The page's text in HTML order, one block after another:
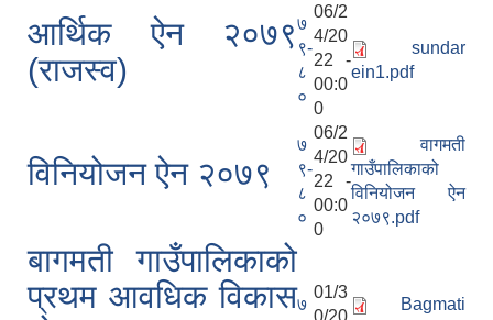
आर्थिक ऐन २०७९
(राजस्व)
७
९-
८
०
06/2
4/20
22 -
00:0
0
sundar
ein1.pdf
विनियोजन ऐन २०७९
७
९-
८
०
06/2
4/20
22 -
00:0
0
वागमती
गाउँपालिकाको
विनियोजन ऐन
२०७९.pdf
बागमती गाउँपालिकाको
प्रथम आवधिक विकास७
01/3
0/20
Bagmati